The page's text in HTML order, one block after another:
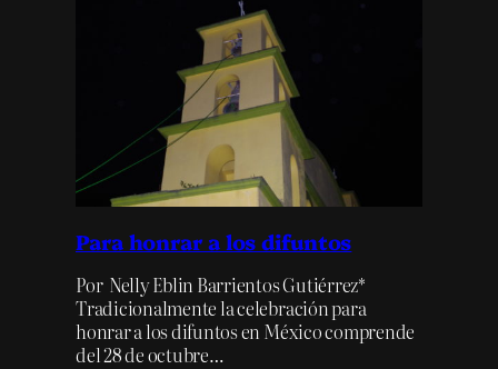
Para honrar a los difuntos
Por Nelly Eblin Barrientos Gutiérrez*
Tradicionalmente la celebración para
honrar a los difuntos en México comprende
del 28 de octubre…